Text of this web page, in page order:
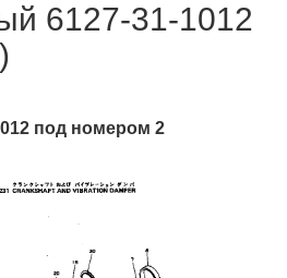
6127-31-1012
под номером 2